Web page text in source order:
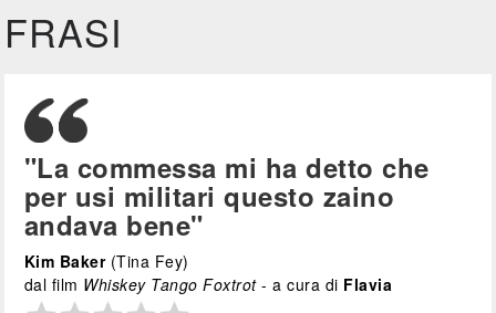
FRASI
"La commessa mi ha detto che
per usi militari questo zaino
andava bene"
Kim Baker(Tina Fey)
dal film Whiskey Tango Foxtrot- a cura di Flavia